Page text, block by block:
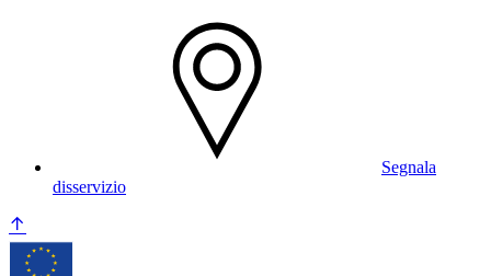
Segnala
disservizio